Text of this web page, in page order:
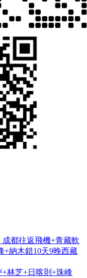
都往返飛機+青藏軟
+納木錯10天9晚西藏
林芝+日喀則+珠峰